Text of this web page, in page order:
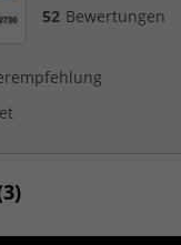
52 Bewertungen